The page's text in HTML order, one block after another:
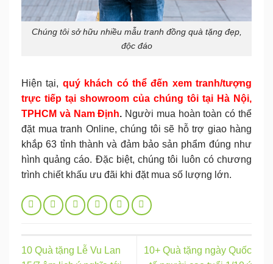
Chúng tôi sở hữu nhiều mẫu tranh đồng quà tặng đẹp,
độc đáo
Hiện tại, quý khách có thể đến xem tranh/tượng
trực tiếp tại showroom của chúng tôi tại Hà Nội,
TPHCM và Nam Định. Người mua hoàn toàn có thể
đặt mua tranh Online, chúng tôi sẽ hỗ trợ giao hàng
khắp 63 tỉnh thành và đảm bảo sản phẩm đúng như
hình quảng cáo. Đặc biệt, chúng tôi luôn có chương
trình chiết khấu ưu đãi khi đặt mua số lượng lớn.
10 Quà tặng Lễ Vu Lan
10+ Quà tặng ngày Quốc